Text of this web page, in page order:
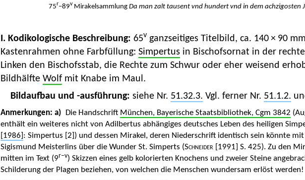
75r–89v Mirakelsammlung Da man zalt tausent vnd hundert vnd in dem achzigosten
I. Kodikologische Beschreibung: 65v ganzseitiges Titelbild, ca. 140 × 90
Kastenrahmen ohne Farbfüllung: Simpertus in Bischofsornat in der
Linken den Bischofsstab, die Rechte zum Schwur oder eher weisend
Bildhälfte Wolfmit Knabe im Maul.
Bildaufbau und -ausführung: siehe Nr. 51.32.3. Vgl. ferner Nr. 51.1.2.
Anmerkungen: a)Die Handschrift München, Bayerische Staatsbibliothek, Cgm 3842
enthält ein weiteres nicht von Adilbertus abhängiges deutsches Leben des heiligen
[1986]: Simpertus [2]) und dessen Mirakel, deren Niederschrift identisch sein könnte mit
Sigismund Meisterlins über die Wunder St. Simperts (Schneider [1991] S. 425). Zu den
mitten im Text (9r–v) Skizzen eines gelb kolorierten Knochens und zweier Steine
Schilderung der Plagen beziehen, von welchen die Menschen wundersam erlöst werden!